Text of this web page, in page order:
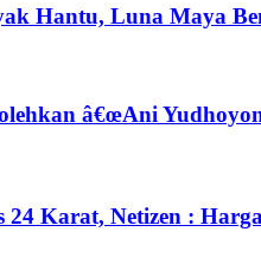
Hantu, Luna Maya
â€œAni
Karat, Netizen :